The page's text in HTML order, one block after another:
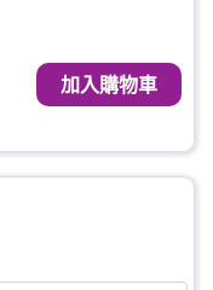
加入購物車